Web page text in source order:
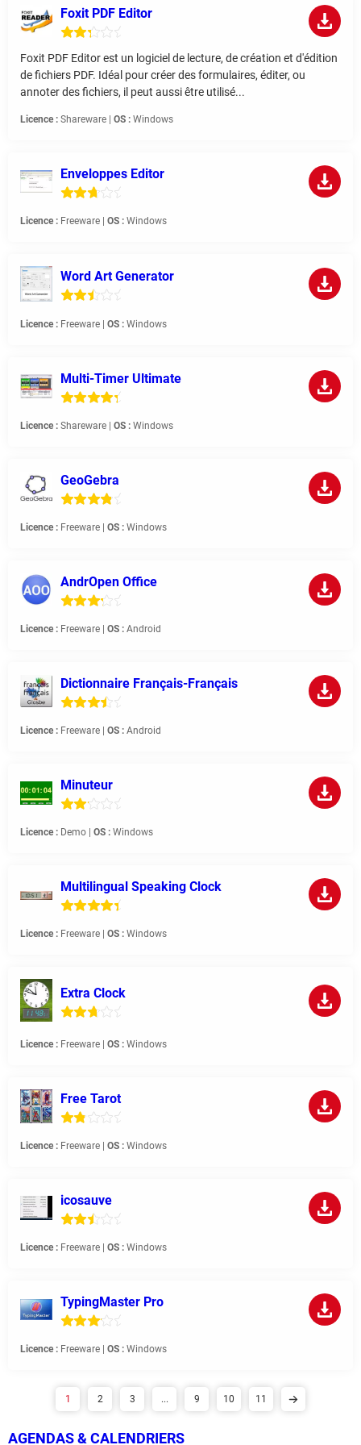
Foxit PDF Editor
Foxit PDF Editor est un logiciel de lecture, de création et d'édition
de fichiers PDF. Idéal pour créer des formulaires, éditer, ou
annoter des fichiers, il peut aussi être utilisé...
Licence : Shareware | OS : Windows
Enveloppes Editor
Licence : Freeware | OS : Windows
Word Art Generator
Licence : Freeware | OS : Windows
Multi-Timer Ultimate
Licence : Shareware | OS : Windows
GeoGebra
Licence : Freeware | OS : Windows
AndrOpen Office
Licence : Freeware | OS : Android
Dictionnaire Français-Français
Licence : Freeware | OS : Android
Minuteur
Licence : Demo | OS : Windows
Multilingual Speaking Clock
Licence : Freeware | OS : Windows
Extra Clock
Licence : Freeware | OS : Windows
Free Tarot
Licence : Freeware | OS : Windows
icosauve
Licence : Freeware | OS : Windows
TypingMaster Pro
Licence : Freeware | OS : Windows
1 2 3 ... 9 10 11
AGENDAS & CALENDRIERS